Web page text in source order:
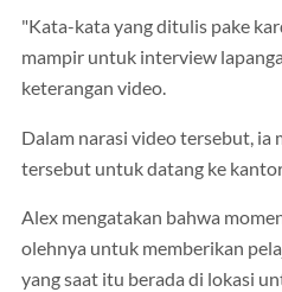
"Kata-kata yang ditulis pake
mampir untuk interview
keterangan video.
Dalam narasi video tersebut,
tersebut untuk datang ke
Alex mengatakan bahwa
olehnya untuk memberikan
yang saat itu berada di lokasi